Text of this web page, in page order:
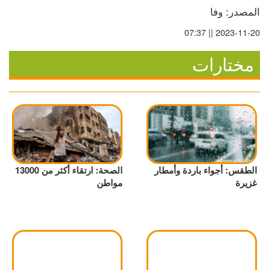
المصدر: وفا
2023-11-20 || 07:37
مختارات
الطقس: أجواء باردة وأمطار
غزيرة
الصحة: ارتقاء أكثر من 13000
مواطن